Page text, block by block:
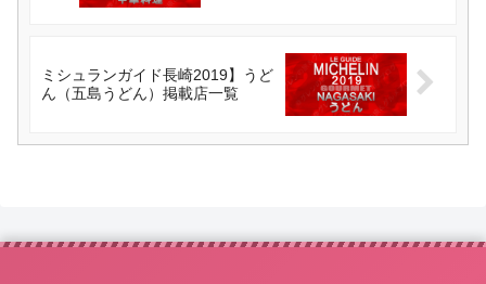
ミシュランガイド長崎2019】うど
ん（五島うどん）掲載店一覧